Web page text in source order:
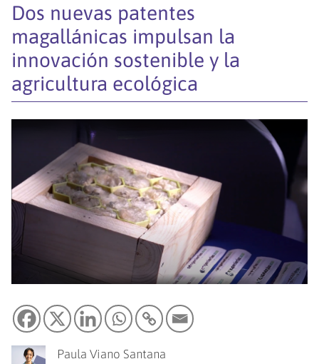
Dos nuevas patentes
magallánicas impulsan la
innovación sostenible y la
agricultura ecológica
Paula Viano Santana